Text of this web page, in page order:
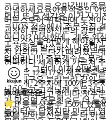
ㅋㅋㅋㅋㅋㅋ 오마갓!!!! 주
면서 또 든 생각은 이거 사
ㅋUOS 접속에서 주문수집
아니야? 이상한데…계속 의
로 전화로 말씀하신 내용대
얼이라니!!! 주문갯수는 무려
는구나. 그런데 이제 어떻게
럽더라구요.부랴부랴 강의
넣어놓고 고객님께 주문처
가 많으면 주문횟수도 더 늘
놀이터는 닫혔지만 민군님
안녕하세요육아휴직중인 아
마트스토어 위탁판매 도전
굉장히 유명하신분의 강의
구요소싱을 어떻게 해야할
지 강의만 듣다가 때려쳤는
하나하나 세세하게 가르쳐
다.처음 12월17일 제품등록
에 50개, 2주차에 100개, 3주
개 등록하려고 합니다.첫주
나고 등록상품수 150개 였
문을 받아보신분들은 다 아
더보기
kkujun꾸준
5.0